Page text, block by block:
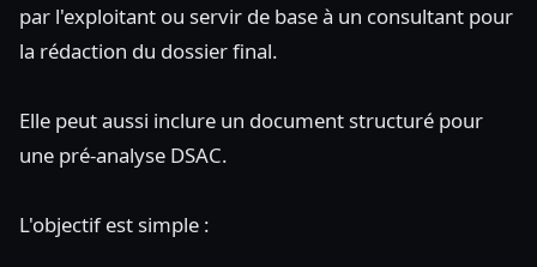
par l'exploitant ou servir de base à un consultant pour
la rédaction du dossier final.
Elle peut aussi inclure un document structuré pour
une pré-analyse DSAC.
L'objectif est simple :